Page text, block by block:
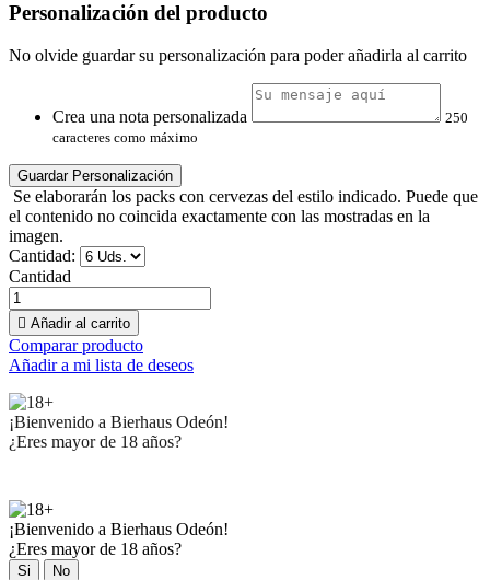
Personalización del producto
No olvide guardar su personalización para poder añadirla al carrito
Crea una nota personalizada
250
caracteres como máximo
Guardar Personalización
Se elaborarán los packs con cervezas del estilo indicado. Puede que
el contenido no coincida exactamente con las mostradas en la
imagen.
Cantidad:
Cantidad
 Añadir al carrito
Comparar producto
Añadir a mi lista de deseos
¡Bienvenido a Bierhaus Odeón!
¿Eres mayor de 18 años?
¡Bienvenido a Bierhaus Odeón!
¿Eres mayor de 18 años?
Si No